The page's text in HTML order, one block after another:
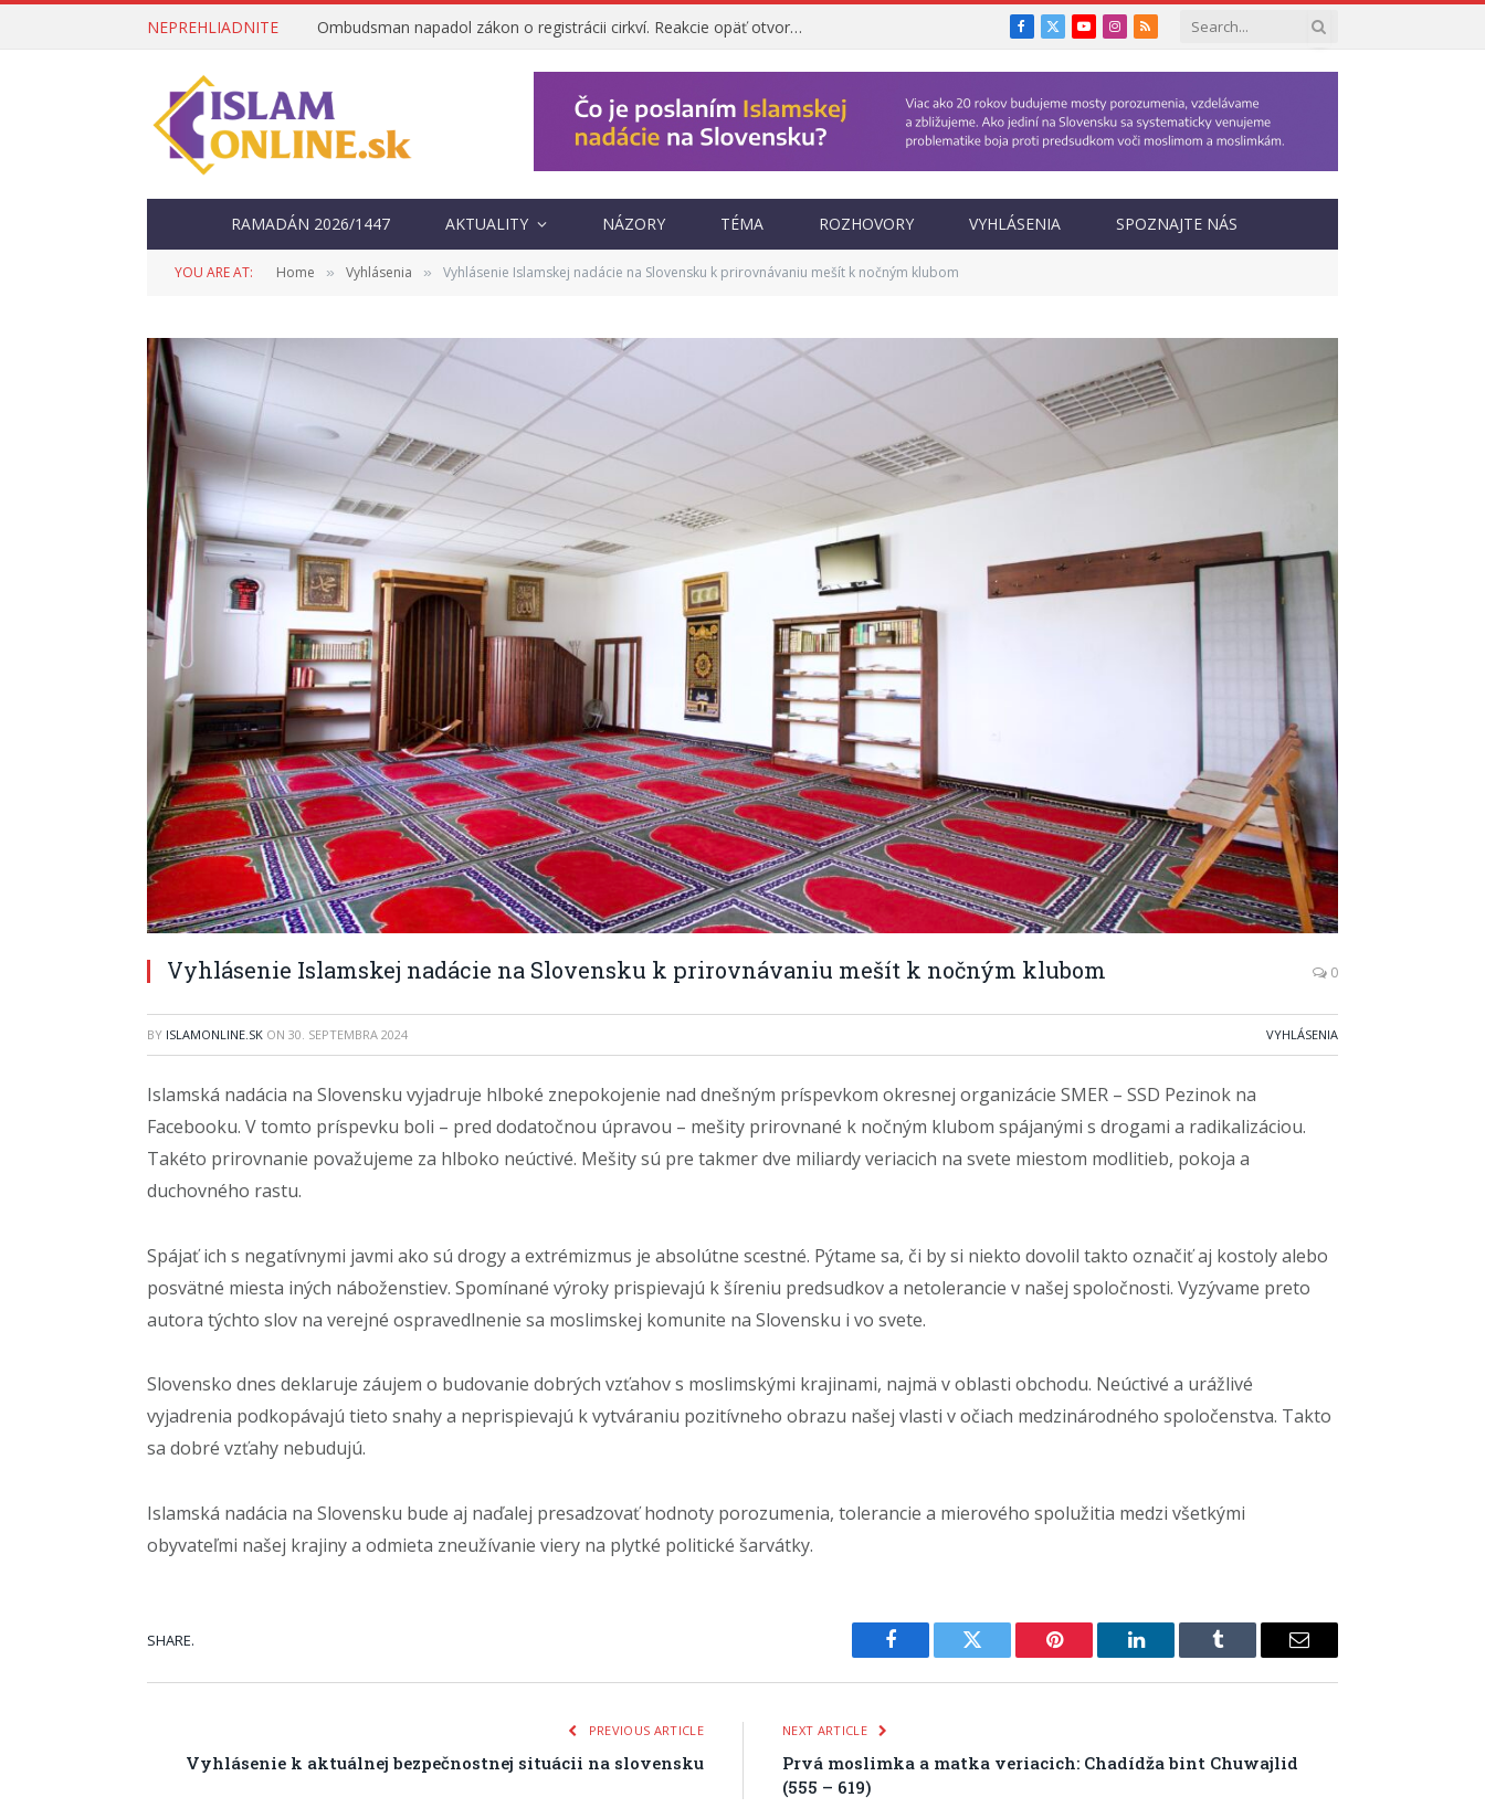
NEPREHLIADNITE Ombudsman napadol zákon o registrácii cirkví. Reakcie opäť otvorili otázku, prečo vznikol Facebook
X
YouTubeInstagram
RSS
RAMADÁN 2026/1447 AKTUALITY NÁZORY TÉMA ROZHOVORY VYHLÁSENIA SPOZNAJTE NÁS
YOU ARE AT: Home » Vyhlásenia » Vyhlásenie Islamskej nadácie na Slovensku k prirovnávaniu mešít k nočným klubom
Vyhlásenie Islamskej nadácie na Slovensku k prirovnávaniu mešít k nočným klubom 0
BY ISLAMONLINE.SK ON 30. SEPTEMBRA 2024 VYHLÁSENIA
Islamská nadácia na Slovensku vyjadruje hlboké znepokojenie nad dnešným príspevkom okresnej organizácie SMER – SSD Pezinok na
Facebooku. V tomto príspevku boli – pred dodatočnou úpravou – mešity prirovnané k nočným klubom spájanými s drogami a radikalizáciou.
Takéto prirovnanie považujeme za hlboko neúctivé. Mešity sú pre takmer dve miliardy veriacich na svete miestom modlitieb, pokoja a
duchovného rastu.
Spájať ich s negatívnymi javmi ako sú drogy a extrémizmus je absolútne scestné. Pýtame sa, či by si niekto dovolil takto označiť aj kostoly alebo
posvätné miesta iných náboženstiev. Spomínané výroky prispievajú k šíreniu predsudkov a netolerancie v našej spoločnosti. Vyzývame preto
autora týchto slov na verejné ospravedlnenie sa moslimskej komunite na Slovensku i vo svete.
Slovensko dnes deklaruje záujem o budovanie dobrých vzťahov s moslimskými krajinami, najmä v oblasti obchodu. Neúctivé a urážlivé
vyjadrenia podkopávajú tieto snahy a neprispievajú k vytváraniu pozitívneho obrazu našej vlasti v očiach medzinárodného spoločenstva. Takto
sa dobré vzťahy nebudujú.
Islamská nadácia na Slovensku bude aj naďalej presadzovať hodnoty porozumenia, tolerancie a mierového spolužitia medzi všetkými
obyvateľmi našej krajiny a odmieta zneužívanie viery na plytké politické šarvátky.
SHARE.
Facebook Twitter Pinterest LinkedIn Tumblr Email
PREVIOUS ARTICLE
Vyhlásenie k aktuálnej bezpečnostnej situácii na slovensku
NEXT ARTICLE
Prvá moslimka a matka veriacich: Chadídža bint Chuwajlid
(555 – 619)